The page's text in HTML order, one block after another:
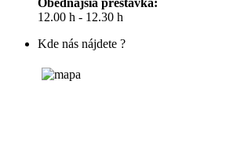
Obedňajšia prestávka:
12.00 h - 12.30 h
Kde nás nájdete ?